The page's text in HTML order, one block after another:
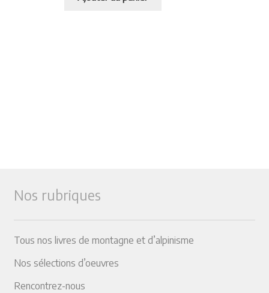
Nos rubriques
Tous nos livres de montagne et d’alpinisme
Nos sélections d’oeuvres
Rencontrez-nous